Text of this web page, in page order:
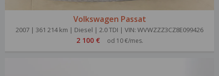
Volkswagen Passat
2007 | 361 214 km | Diesel | 2.0 TDI | VIN: WVWZZZ3CZ8E099426
2 100 € od 10 €/mes.